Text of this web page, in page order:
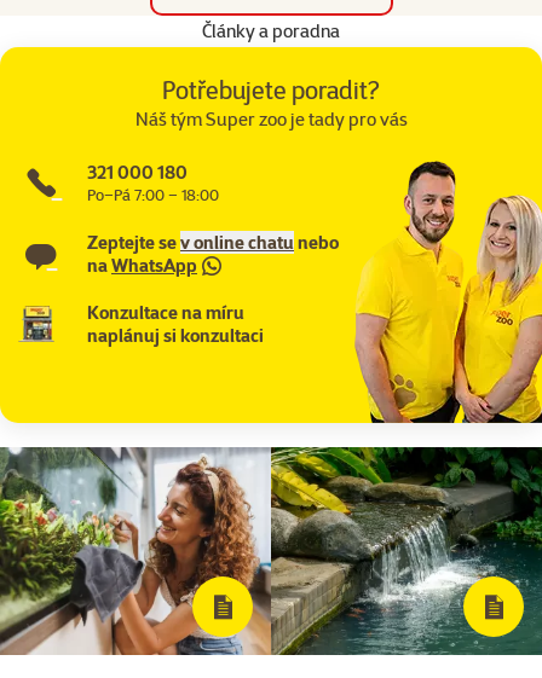
Články a poradna
Potřebujete poradit?
Náš tým Super zoo je tady pro vás
321 000 180
Po–Pá 7:00 – 18:00
Zeptejte sev online chatunebo
naWhatsApp
Konzultace na míru
naplánuj si konzultaci